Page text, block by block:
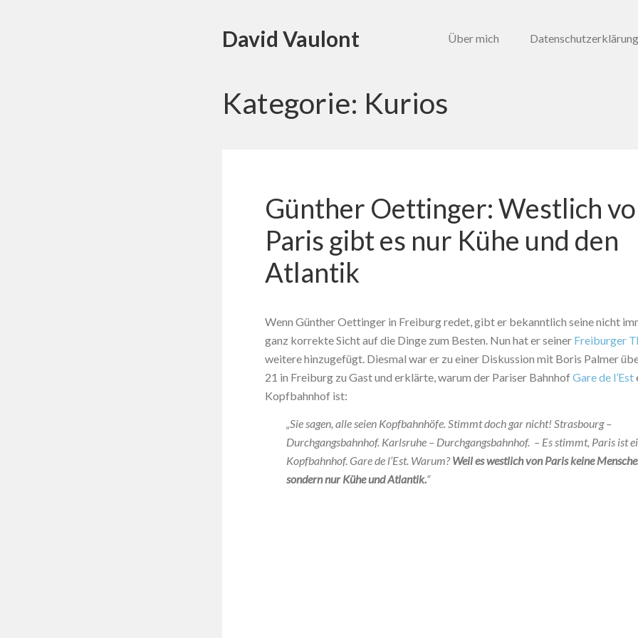
David Vaulont Über mich Datenschutzerklärung
Kategorie: Kurios
Günther Oettinger: Westlich
Paris gibt es nur Kühe und den
Atlantik
Wenn Günther Oettinger in Freiburg redet, gibt er bekanntlich seine nicht
ganz korrekte Sicht auf die Dinge zum Besten. Nun hat er seiner Freiburger
weitere hinzugefügt. Diesmal war er zu einer Diskussion mit Boris Palmer
21 in Freiburg zu Gast und erklärte, warum der Pariser BahnhofGare de l’Est
Kopfbahnhof ist:
„Sie sagen, alle seien Kopfbahnhöfe. Stimmt doch gar nicht! Strasbourg –
Durchgangsbahnhof. Karlsruhe – Durchgangsbahnhof. – Es stimmt, Paris ist
Kopfbahnhof. Gare de l’Est. Warum?Weil es westlich von Paris keine
sondern nur Kühe und Atlantik.“